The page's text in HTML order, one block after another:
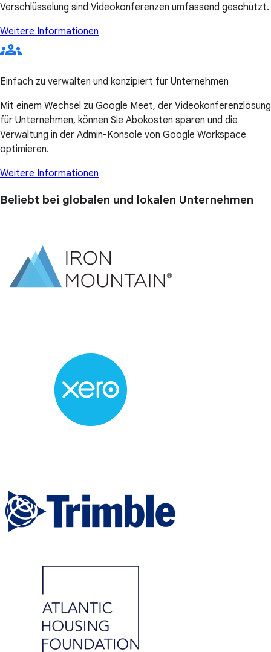
Verschlüsselung sind Videokonferenzen umfassend geschützt.
Weitere Informationen
Einfach zu verwalten und konzipiert für Unternehmen
Mit einem Wechsel zu Google Meet, der Videokonferenzlösung
für Unternehmen, können Sie Abokosten sparen und die
Verwaltung in der Admin-Konsole von Google Workspace
optimieren.
Weitere Informationen
Beliebt bei globalen und lokalen Unternehmen